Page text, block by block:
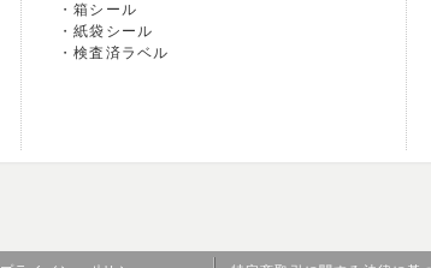
箱シール
紙袋シール
検査済ラベル